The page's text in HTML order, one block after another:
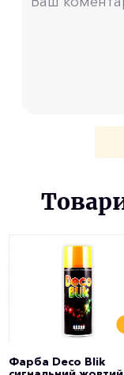
Товари
Фарба Deco Blik